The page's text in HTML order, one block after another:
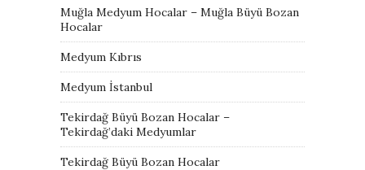
Muğla Medyum Hocalar – Muğla Büyü Bozan
Hocalar
Medyum Kıbrıs
Medyum İstanbul
Tekirdağ Büyü Bozan Hocalar –
Tekirdağ’daki Medyumlar
Tekirdağ Büyü Bozan Hocalar